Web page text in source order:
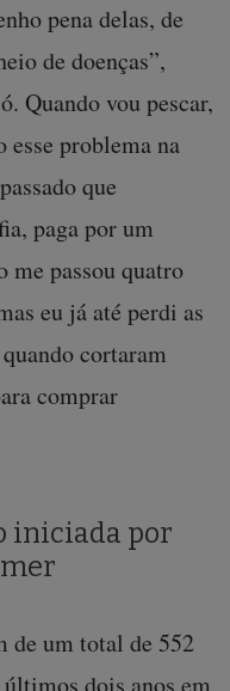
pena delas, de
de doenças”,
Quando vou pescar,
esse problema na
que
paga por um
me passou quatro
eu já até perdi as
cortaram
comprar
iniciada por
de um total de 552
dois anos em